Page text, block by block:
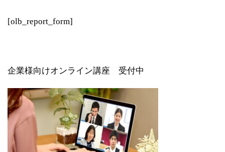
[olb_report_form]
企業様向けオンライン講座 受付中